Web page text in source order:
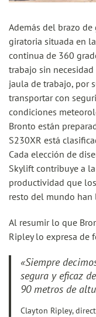
Además del brazo
giratoria situada en
continua de 360
trabajo sin
jaula de trabajo, por
transportar con
condiciones
Bronto están
S230XR está
Cada elección de
Skylift contribuye a
productividad que
resto del mundo han
Al resumir lo que
Ripley lo expresa de
«Siempre
segura y eficaz
90 metros de
Clayton Ripley,